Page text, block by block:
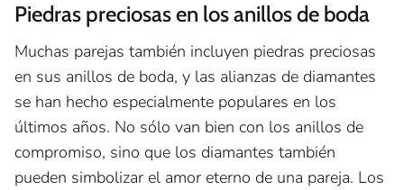
Piedras preciosas en los anillos de boda
Muchas parejas también incluyen piedras preciosas
en sus anillos de boda, y las alianzas de diamantes
se han hecho especialmente populares en los
últimos años. No sólo van bien con los anillos de
compromiso, sino que los diamantes también
pueden simbolizar el amor eterno de una pareja. Los